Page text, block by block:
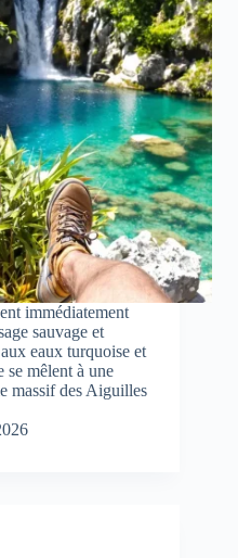
immédiatement
sauvage et
eaux turquoise et
se mêlent à une
massif des Aiguilles